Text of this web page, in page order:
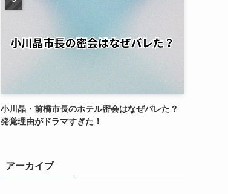
小川晶・前橋市長のホテル密会はなぜバレた？
発覚理由がドラマすぎた！
アーカイブ